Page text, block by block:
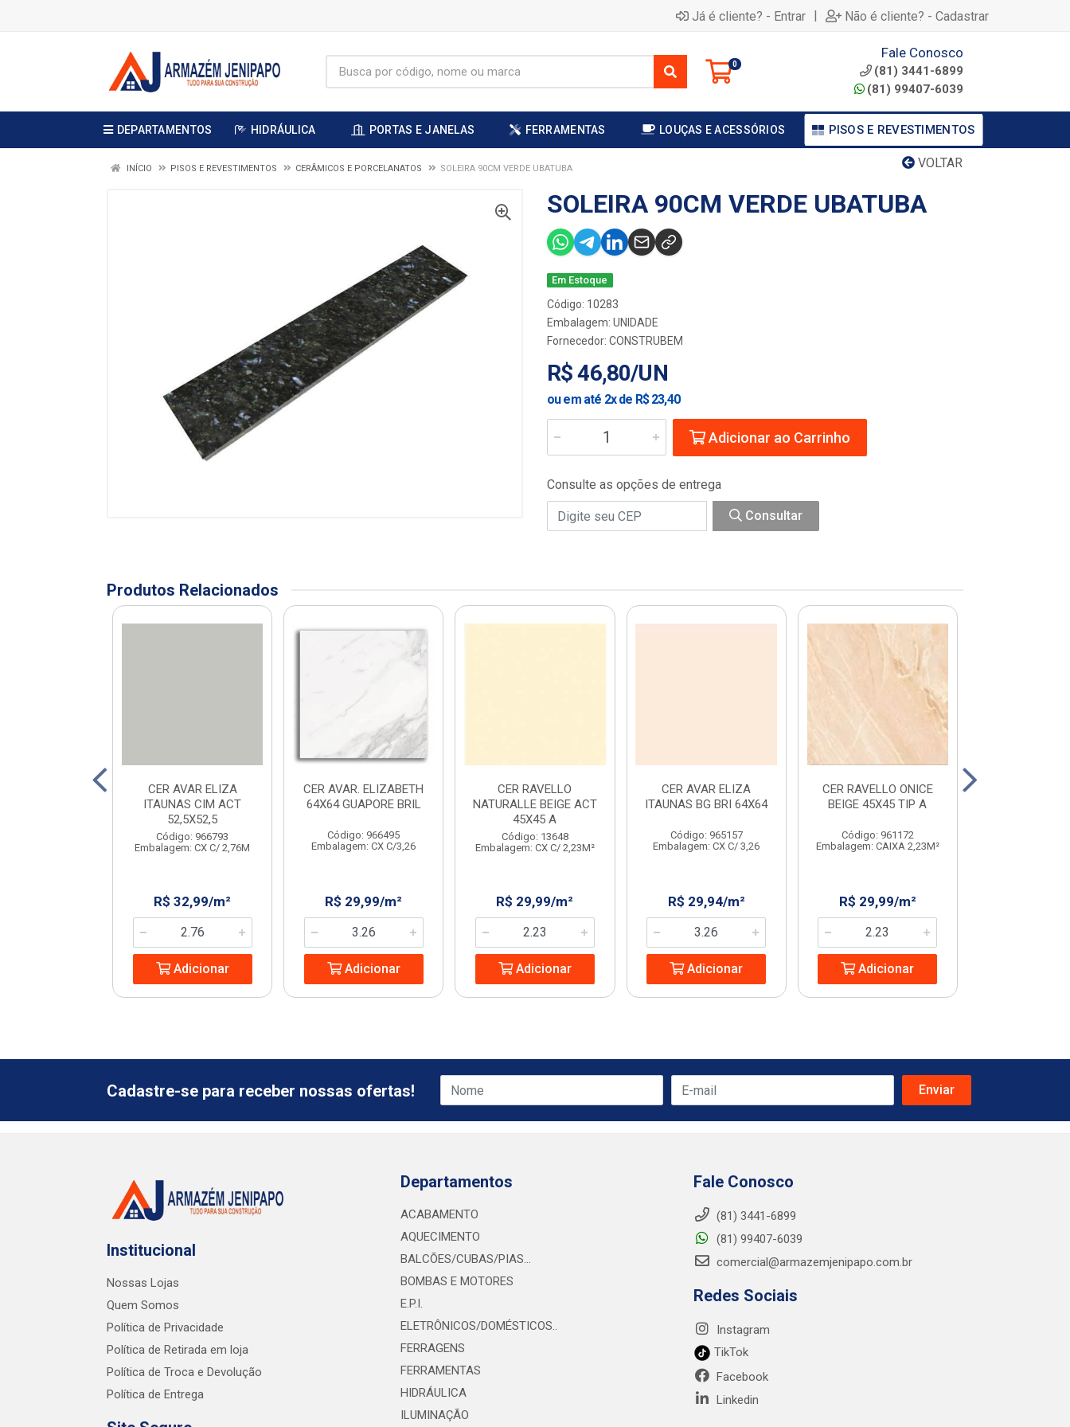
Já é cliente? - Entrar | Não é cliente? - Cadastrar
0
Fale Conosco
(81) 3441-6899
(81) 99407-6039
DEPARTAMENTOS HIDRÁULICA PORTAS E JANELAS FERRAMENTAS LOUÇAS E ACESSÓRIOS PISOS E REVESTIMENTOS
VOLTAR
INÍCIO PISOS E REVESTIMENTOS CERÂMICOS E PORCELANATOS SOLEIRA 90CM VERDE UBATUBA
SOLEIRA 90CM VERDE UBATUBA
Em Estoque
Código: 10283
Embalagem: UNIDADE
Fornecedor: CONSTRUBEM
R$ 46,80/UN
ou em até 2x de R$ 23,40
Adicionar ao Carrinho
Consulte as opções de entrega
Consultar
Produtos Relacionados
CER AVAR ELIZA
ITAUNAS CIM ACT
52,5X52,5
Código: 966793
Embalagem: CX C/ 2,76M
R$ 32,99/m²
Adicionar
CER AVAR. ELIZABETH
64X64 GUAPORE BRIL
Código: 966495
Embalagem: CX C/3,26
R$ 29,99/m²
Adicionar
CER RAVELLO
NATURALLE BEIGE ACT
45X45 A
Código: 13648
Embalagem: CX C/ 2,23M²
R$ 29,99/m²
Adicionar
CER AVAR ELIZA
ITAUNAS BG BRI 64X64
Código: 965157
Embalagem: CX C/ 3,26
R$ 29,94/m²
Adicionar
CER RAVELLO ONICE
BEIGE 45X45 TIP A
Código: 961172
Embalagem: CAIXA 2,23M²
R$ 29,99/m²
Adicionar
Cadastre-se para receber nossas ofertas!
Institucional
Nossas Lojas
Quem Somos
Política de Privacidade
Política de Retirada em loja
Política de Troca e Devolução
Política de Entrega
Departamentos
ACABAMENTO
AQUECIMENTO
BALCÕES/CUBAS/PIAS...
BOMBAS E MOTORES
E.P.I.
ELETRÔNICOS/DOMÉSTICOS..
FERRAGENS
FERRAMENTAS
HIDRÁULICA
ILUMINAÇÃO
Fale Conosco
(81) 3441-6899
(81) 99407-6039
comercial@armazemjenipapo.com.br
Redes Sociais
Instagram
TikTok
Facebook
Linkedin